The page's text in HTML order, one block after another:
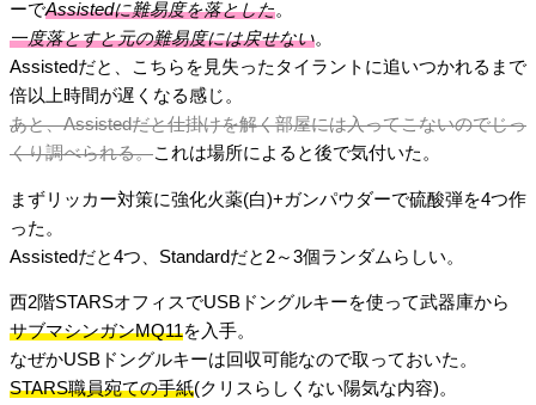
ーでAssistedに難易度を落とした。
一度落とすと元の難易度には戻せない。
Assistedだと、こちらを見失ったタイラントに追いつかれるまで
倍以上時間が遅くなる感じ。
あと、Assistedだと仕掛けを解く部屋には入ってこないのでじっ
くり調べられる。これは場所によると後で気付いた。
まずリッカー対策に強化火薬(白)+ガンパウダーで硫酸弾を4つ作
った。
Assistedだと4つ、Standardだと2～3個ランダムらしい。
西2階STARSオフィスでUSBドングルキーを使って武器庫から
サブマシンガンMQ11を入手。
なぜかUSBドングルキーは回収可能なので取っておいた。
STARS職員宛ての手紙(クリスらしくない陽気な内容)。